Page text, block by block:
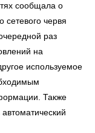
сообщала о
червя
раз
на
используемое
Также